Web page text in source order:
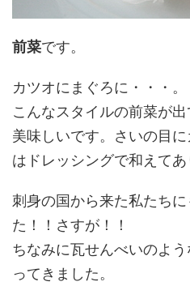
前菜です。
カツオにまぐろに・・・。
こんなスタイルの前菜が出
美味しいです。さいの目
はドレッシングで和えてあ
刺身の国から来た私たち
た！！さすが！！
ちなみに瓦せんべいのよ
ってきました。